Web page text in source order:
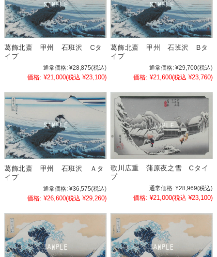
葛飾北斎 甲州 石班沢 Cタ
イプ
通常価格: ¥28,875(税込)
価格: ¥21,000(税込 ¥23,100)
葛飾北斎 甲州 石班沢 Bタ
イプ
通常価格: ¥29,700(税込)
価格: ¥21,600(税込 ¥23,760)
葛飾北斎 甲州 石班沢 Ａタ
イプ
通常価格: ¥36,575(税込)
価格: ¥26,600(税込 ¥29,260)
歌川広重 蒲原夜之雪 Cタイ
プ
通常価格: ¥28,969(税込)
価格: ¥21,000(税込 ¥23,100)